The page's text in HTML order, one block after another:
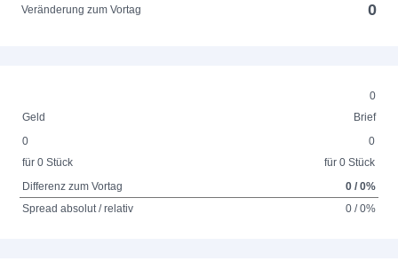
Veränderung zum Vortag 0
0
Geld
Brief
0
für 0 Stück
0
für 0 Stück
Differenz zum Vortag
0 / 0%
Spread absolut / relativ
0 / 0%